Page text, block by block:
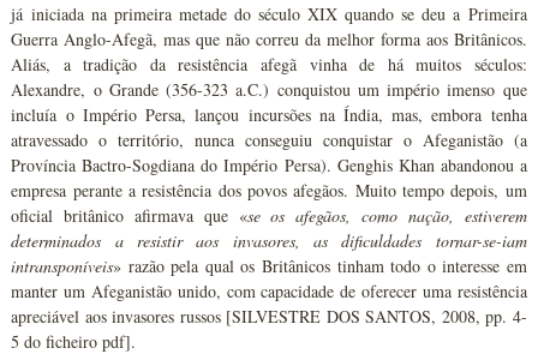
já iniciada na primeira metade do século XIX quando se deu a Primeira
Guerra Anglo-Afegã, mas que não correu da melhor forma aos Britânicos.
Aliás, a tradição da resistência afegã vinha de há muitos séculos:
Alexandre, o Grande (356-323 a.C.) conquistou um império imenso que
incluía o Império Persa, lançou incursões na Índia, mas, embora tenha
atravessado o território, nunca conseguiu conquistar o Afeganistão (a
Província Bactro-Sogdiana do Império Persa). Genghis Khan abandonou a
empresa perante a resistência dos povos afegãos. Muito tempo depois, um
oficial britânico afirmava que «se os afegãos, como nação, estiverem
determinados a resistir aos invasores, as dificuldades tornar-se-iam
intransponíveis» razão pela qual os Britânicos tinham todo o interesse em
manter um Afeganistão unido, com capacidade de oferecer uma resistência
apreciável aos invasores russos [SILVESTRE DOS SANTOS, 2008, pp. 4-
5 do ficheiro pdf].